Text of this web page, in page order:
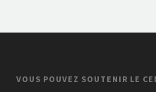
VOUS POUVEZ SOUTENIR LE